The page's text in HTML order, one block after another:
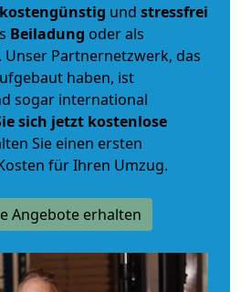
kostengünstig und stressfrei
Beiladung oder als
. Unser Partnernetzwerk, das
haben, ist
sogar international
sich jetzt kostenlose
Sie einen ersten
für Ihren Umzug.
Angebote erhalten